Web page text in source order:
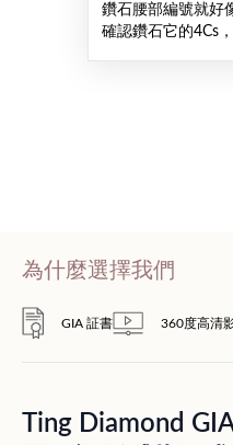
鑽石腰部編號就好
確認鑽石它的4Cs
為什麼選擇我們
GIA 証書 360度高清
Ting Diamond